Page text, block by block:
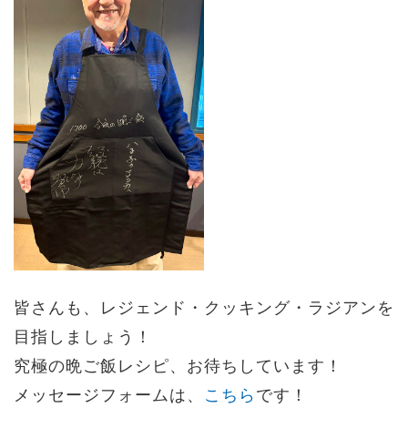
皆さんも、レジェンド・クッキング・ラジアンを
目指しましょう！
究極の晩ご飯レシピ、お待ちしています！
メッセージフォームは、 こちら です！